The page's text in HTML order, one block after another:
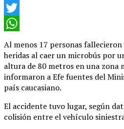
Facebook
Twitter
Al menos 17 personas
heridas al caer un microbús por
altura de 80 metros en una zona
informaron a Efe fuentes del
país caucasiano.
El accidente tuvo lugar, según
colisión entre el vehículo